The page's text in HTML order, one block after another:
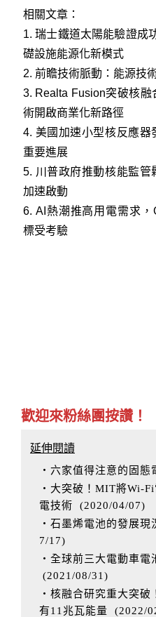
相關文章：
1.瑞士鐵道太陽能驗證成
礎設施能源化新模式
2. 前瞻技術脈動：能源技
3. Realta Fusion突破核
術開啟商業化新路徑
4. 美國加速小型核反應器
重要進展
5. 川普政府推動核能監
加速啟動
6. AI熱潮推高用電需求，
標受考驗
歡迎來粉絲團按讚！
延伸閱讀
‧六家值得注意的固態
‧大突破！MIT將Wi-
電技術 (2020/04/07)
‧石墨烯電池的發展現
7/17)
‧全球前三大電動車電
(2021/08/31 )
‧核融合研究重大突破
有11兆瓦能量 (2022/